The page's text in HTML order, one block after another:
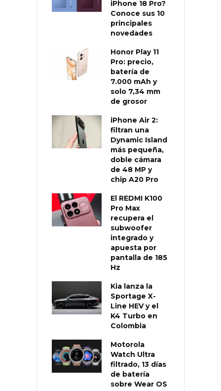
iPhone 18 Pro?
Conoce sus 10
principales
novedades
Honor Play 11
Pro: precio,
batería de
7.000 mAh y
solo 7,34 mm
de grosor
iPhone Air 2:
filtran una
Dynamic Island
más pequeña,
doble cámara
de 48 MP y
chip A20 Pro
El REDMI K100
Pro Max
recupera el
subwoofer
integrado y
apuesta por
pantalla de 185
Hz
Kia lanza la
Sportage X-
Line HEV y el
K4 Turbo en
Colombia
Motorola
Watch Ultra
filtrado, 13 días
de batería
sobre Wear OS